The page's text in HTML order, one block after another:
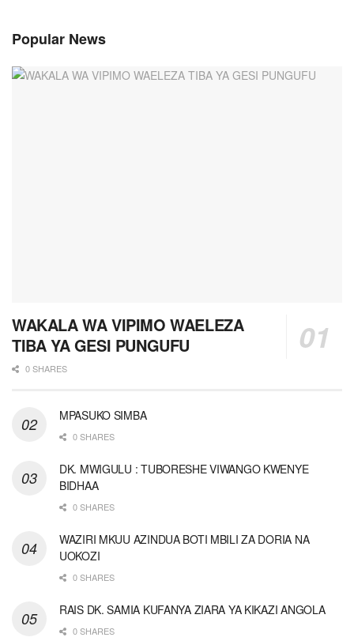
Popular News
WAKALA WA VIPIMO WAELEZA
TIBA YA GESI PUNGUFU
0 SHARES
MPASUKO SIMBA
0 SHARES
DK. MWIGULU : TUBORESHE VIWANGO KWENYE
BIDHAA
0 SHARES
WAZIRI MKUU AZINDUA BOTI MBILI ZA DORIA NA
UOKOZI
0 SHARES
RAIS DK. SAMIA KUFANYA ZIARA YA KIKAZI ANGOLA
0 SHARES